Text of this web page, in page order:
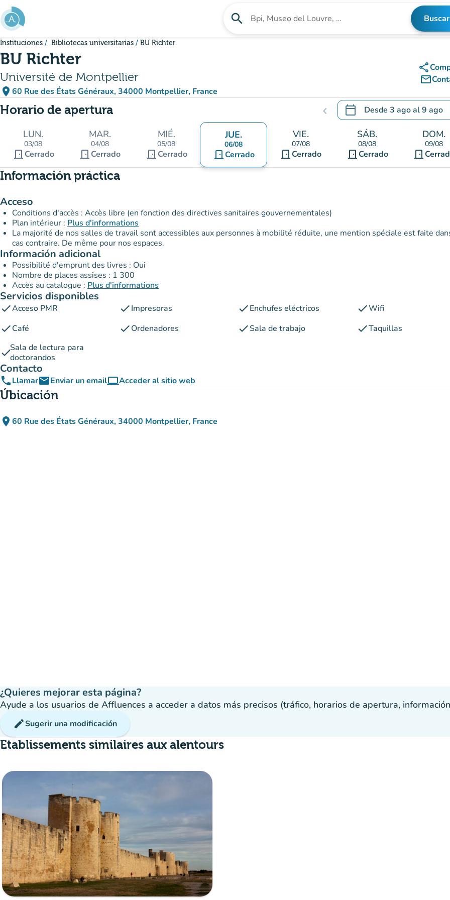
Ir al contenido principal
search Buscar un establecimiento Buscar
Instituciones Bibliotecas universitarias BU Richter
BU Richter
Université de Montpellier
place 60 Rue des États Généraux, 34000 Montpellier, France
(abrir en Google Maps)
(nueva pestaña)
share
mail_outline
Horario de apertura chevron_left calendar_today Desde 3 agoal9 ago
.Abra el calendario para
LUN.
03/08
door_front Cerrado
MAR.
04/08
door_front Cerrado
MIÉ.
05/08
door_front Cerrado
JUE.
06/08
door_front Cerrado
VIE.
07/08
door_frontCerrado
SÁB.
08/08
door_front Cerrado
DOM.
09/08
door_front
Información práctica
Acceso
Conditions d'accès : Accès libre (en fonction des directives sanitaires gouvernementales)
Plan intérieur : Plus d'informations
La majorité de nos salles de travail sont accessibles aux personnes à mobilité réduite, une mention spéciale est faite
cas contraire. De même pour nos espaces.
Información adicional
Possibilité d'emprunt des livres : Oui
Nombre de places assises : 1 300
Accès au catalogue : Plus d'informations
Servicios disponibles
checkAcceso PMR checkImpresoras checkEnchufes eléctricos checkWifi
checkCafé checkOrdenadores checkSala de trabajo checkTaquillas
checkSala de lectura para
doctorandos
Contacto
phoneLlamaremailEnviar un emailcomputerAcceder al sitio web
(nueva pestaña)
Úbicación
place 60 Rue des États Généraux, 34000 Montpellier, France
(abrir en Google Maps)
(nueva pestaña)
¿Quieres mejorar esta página?
Ayude a los usuarios de Affluences a acceder a datos más precisos (tráfico, horarios de apertura,
editSugerir una modificación
Etablissements similaires aux alentours